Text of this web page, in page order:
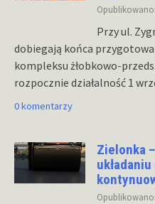
Przy ul.
dobiegają końca
kompleksu żłobkowo-
rozpocznie działalność 1
0 komentarzy
Zielonka